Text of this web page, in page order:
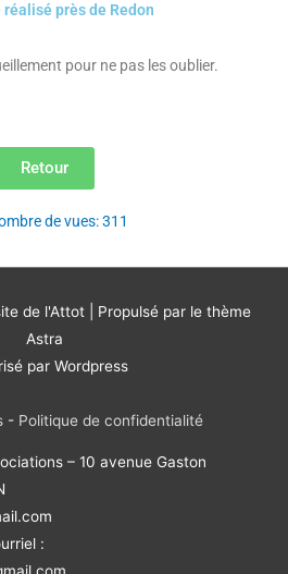
réalisé près de Redon
pour ne pas les oublier.
Retour
de vues: 311
de l'Attot| Propulsé par le thème
Astra
par Wordpress
- Politique de confidentialité
– 10 avenue Gaston
: